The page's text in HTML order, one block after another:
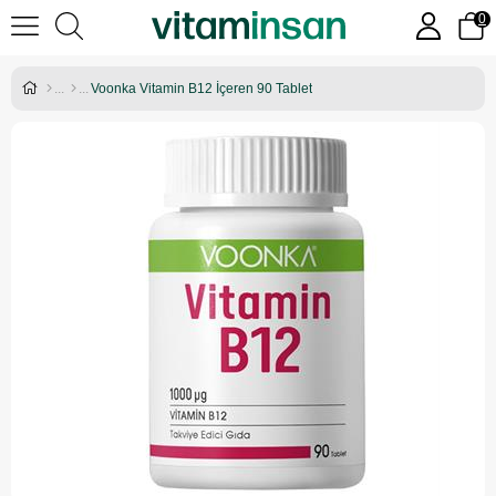
0
Voonka Vitamin B12 İçeren 90 Tablet